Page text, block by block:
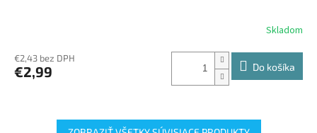
Skladom
€2,43 bez DPH
€2,99 Do košíka